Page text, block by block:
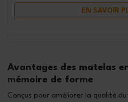
EN SAVOIR
Avantages des matelas
mémoire de forme
Conçus pour améliorer la qualité